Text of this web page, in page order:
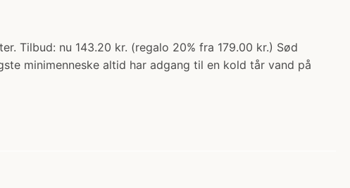
Tilbud: nu 143.20 kr. (regalo 20% fra 179.00 kr.) Sød
minimenneske altid har adgang til en kold tår vand på